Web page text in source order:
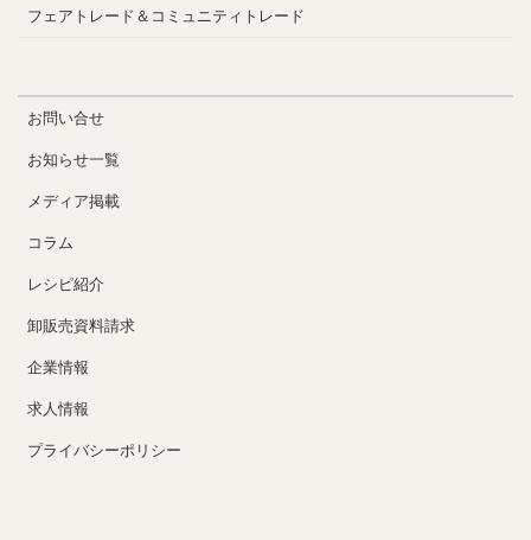
フェアトレード＆コミュニティトレード
お問い合せ
お知らせ一覧
メディア掲載
コラム
レシピ紹介
卸販売資料請求
企業情報
求人情報
プライバシーポリシー